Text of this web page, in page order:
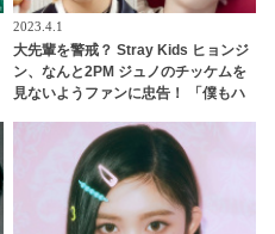
2023.4.1
大先輩を警戒？ Stray Kids ヒョンジ
ン、なんと2PM ジュノのチッケムを
見ないようファンに忠告！ 「僕もハ
驚きの理由がかわいすぎる